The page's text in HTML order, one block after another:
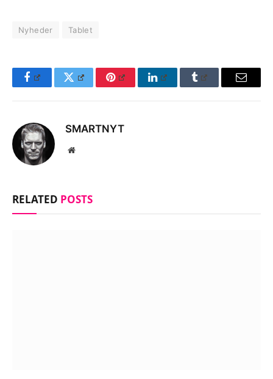
Nyheder Tablet
FacebookTwitter Pinterest LinkedInTumblr Email
SMARTNYT
Website
RELATED POSTS